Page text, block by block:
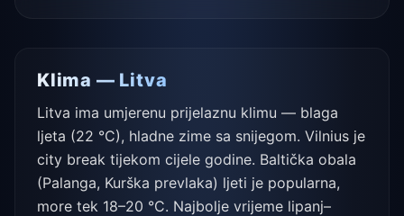
Klima — Litva
Litva ima umjerenu prijelaznu klimu — blaga
ljeta (22 °C), hladne zime sa snijegom. Vilnius je
city break tijekom cijele godine. Baltička obala
(Palanga, Kurška prevlaka) ljeti je popularna,
more tek 18–20 °C. Najbolje vrijeme lipanj–